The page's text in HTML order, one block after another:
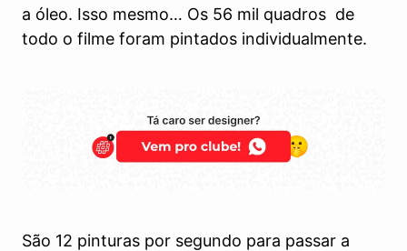
a óleo. Isso mesmo… Os 56 mil quadros de
todo o filme foram pintados individualmente.
São 12 pinturas por segundo para passar a